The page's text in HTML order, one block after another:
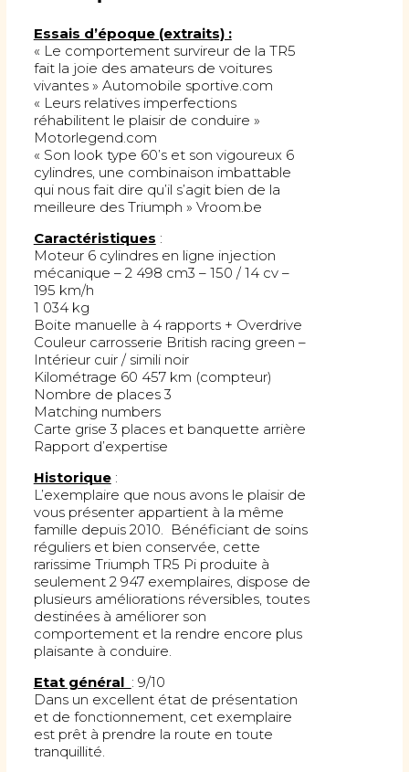
Essais d’époque (extraits) :
« Le comportement survireur de la TR5
fait la joie des amateurs de voitures
vivantes » Automobile sportive.com
« Leurs relatives imperfections
réhabilitent le plaisir de conduire »
Motorlegend.com
« Son look type 60’s et son vigoureux 6
cylindres, une combinaison imbattable
qui nous fait dire qu’il s’agit bien de la
meilleure des Triumph » Vroom.be
Caractéristiques :
Moteur 6 cylindres en ligne injection
mécanique – 2 498 cm3 – 150 / 14 cv –
195 km/h
1 034 kg
Boite manuelle à 4 rapports + Overdrive
Couleur carrosserie British racing green –
Intérieur cuir / simili noir
Kilométrage 60 457 km (compteur)
Nombre de places 3
Matching numbers
Carte grise 3 places et banquette arrière
Rapport d’expertise
Historique:
L’exemplaire que nous avons le plaisir de
vous présenter appartient à la même
famille depuis 2010. Bénéficiant de soins
réguliers et bien conservée, cette
rarissime Triumph TR5 Pi produite à
seulement 2 947 exemplaires, dispose de
plusieurs améliorations réversibles, toutes
destinées à améliorer son
comportement et la rendre encore plus
plaisante à conduire.
Etat général : 9/10
Dans un excellent état de présentation
et de fonctionnement, cet exemplaire
est prêt à prendre la route en toute
tranquillité.